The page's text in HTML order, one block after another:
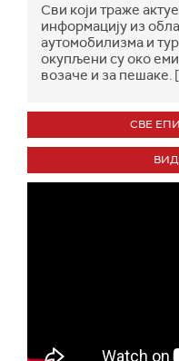
Сви који траже
информацију из
аутомобилизма и
окупљени су око
возаче и за пешаке. [
СВЕ